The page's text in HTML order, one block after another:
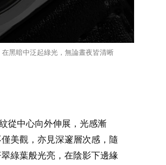
黑暗中泛起綠光，無論晝夜皆清晰
從中心向外伸展，光感漸
美觀，亦見深邃層次感，隨
綠葉般光亮，在陰影下邊緣